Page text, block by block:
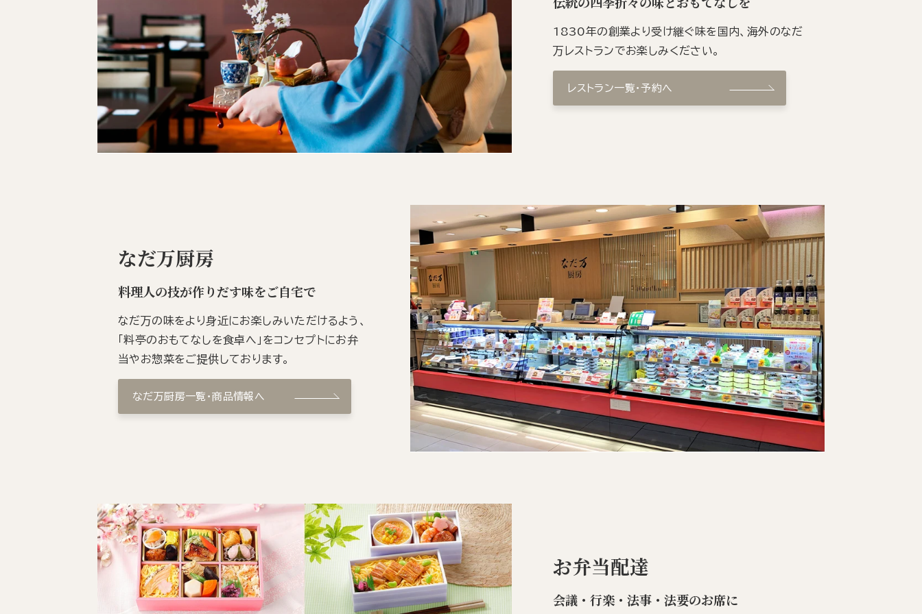
1830年の創業より受け継ぐ味を国内、海外のなだ
万レストランでお楽しみください。
レストラン一覧・予約へ
なだ万厨房
料理人の技が作りだす味をご自宅で
なだ万の味をより身近にお楽しみいただけるよう、
「料亭のおもてなしを食卓へ」をコンセプトにお弁
当やお惣菜をご提供しております。
なだ万厨房一覧・商品情報へ
お弁当配達
会議・行楽・法事・法要のお席に